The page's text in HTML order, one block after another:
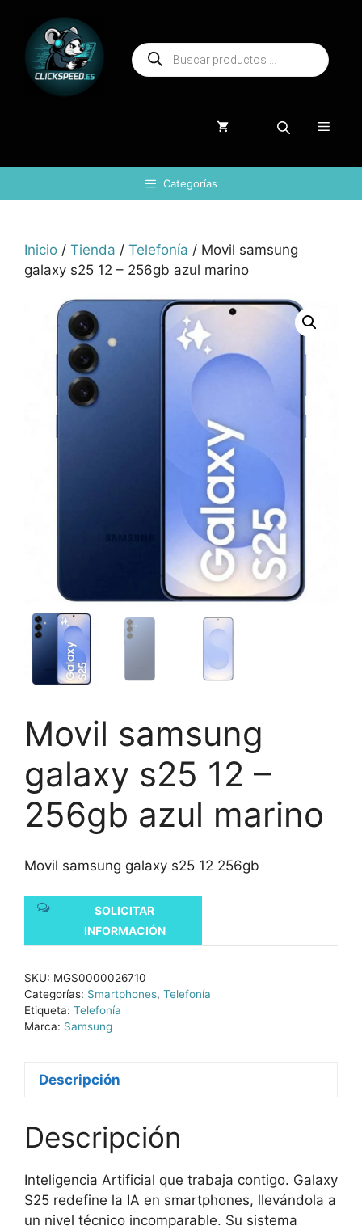
contenido
Búsqueda
de
productos
Menú
Categorías
Inicio / Tienda / Telefonía / Movil samsung
galaxy s25 12 – 256gb azul marino
Movil samsung
galaxy s25 12 –
256gb azul marino
Movil samsung galaxy s25 12 256gb
SOLICITAR
INFORMACIÓN
SKU: MGS0000026710
Categorías: Smartphones, Telefonía
Etiqueta: Telefonía
Marca: Samsung
Descripción
Descripción
Inteligencia Artificial que trabaja contigo. Galaxy
S25 redefine la IA en smartphones, llevándola a
un nivel técnico incomparable. Su sistema